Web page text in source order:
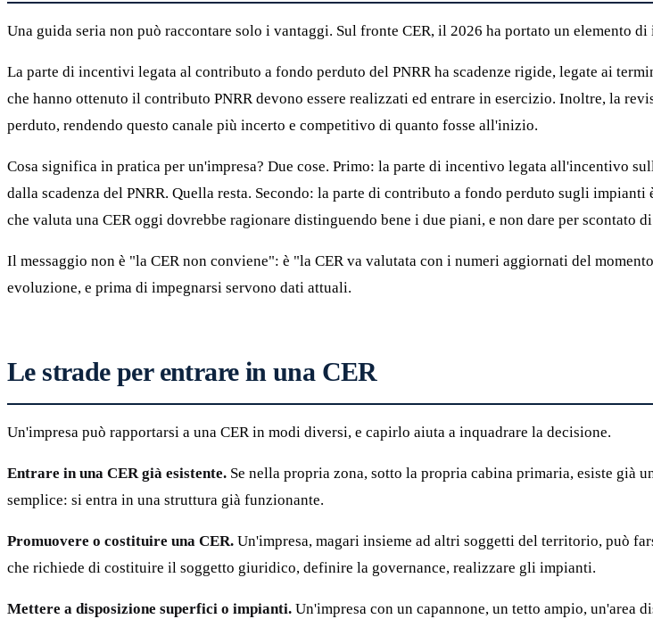
Una guida seria non può raccontare solo i vantaggi. Sul fronte CER, il 2026 ha portato un elemento
La parte di incentivi legata al contributo a fondo perduto del PNRR ha scadenze rigide, legate ai
che hanno ottenuto il contributo PNRR devono essere realizzati ed entrare in esercizio. Inoltre, la
perduto, rendendo questo canale più incerto e competitivo di quanto fosse all'inizio.
Cosa significa in pratica per un'impresa? Due cose. Primo: la parte di incentivo legata all'incentivo
dalla scadenza del PNRR. Quella resta. Secondo: la parte di contributo a fondo perduto sugli
che valuta una CER oggi dovrebbe ragionare distinguendo bene i due piani, e non dare per scontato
Il messaggio non è "la CER non conviene": è "la CER va valutata con i numeri aggiornati del
evoluzione, e prima di impegnarsi servono dati attuali.
Le strade per entrare in una CER
Un'impresa può rapportarsi a una CER in modi diversi, e capirlo aiuta a inquadrare la decisione.
Entrare in una CER già esistente. Se nella propria zona, sotto la propria cabina primaria, esiste già
semplice: si entra in una struttura già funzionante.
Promuovere o costituire una CER. Un'impresa, magari insieme ad altri soggetti del territorio, può
che richiede di costituire il soggetto giuridico, definire la governance, realizzare gli impianti.
Mettere a disposizione superfici o impianti. Un'impresa con un capannone, un tetto ampio,